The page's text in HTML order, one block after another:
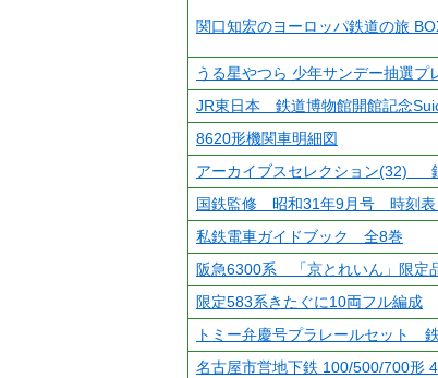
関口知宏のヨーロッパ鉄道の旅
うる星やつら 少年サンデー抽選プ
JR東日本 鉄道博物館開館記念
8620形機関車明細図
アーカイブスセレクション(32)
国鉄監修 昭和31年9月号 時刻
私鉄電車ガイドブック 全8巻
阪急6300系 「京とれいん」限定
限定583系きたぐに10両フル編成
トミー弁慶号プラレールセット
名古屋市営地下鉄 100/500/700形